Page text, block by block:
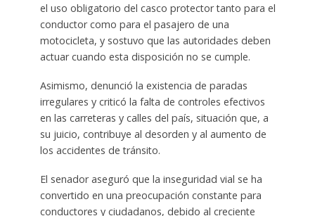
el uso obligatorio del casco protector tanto para el
conductor como para el pasajero de una
motocicleta, y sostuvo que las autoridades deben
actuar cuando esta disposición no se cumple.
Asimismo, denunció la existencia de paradas
irregulares y criticó la falta de controles efectivos
en las carreteras y calles del país, situación que, a
su juicio, contribuye al desorden y al aumento de
los accidentes de tránsito.
El senador aseguró que la inseguridad vial se ha
convertido en una preocupación constante para
conductores y ciudadanos, debido al creciente